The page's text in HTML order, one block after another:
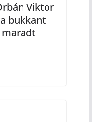
Viktor
bukkant
maradt